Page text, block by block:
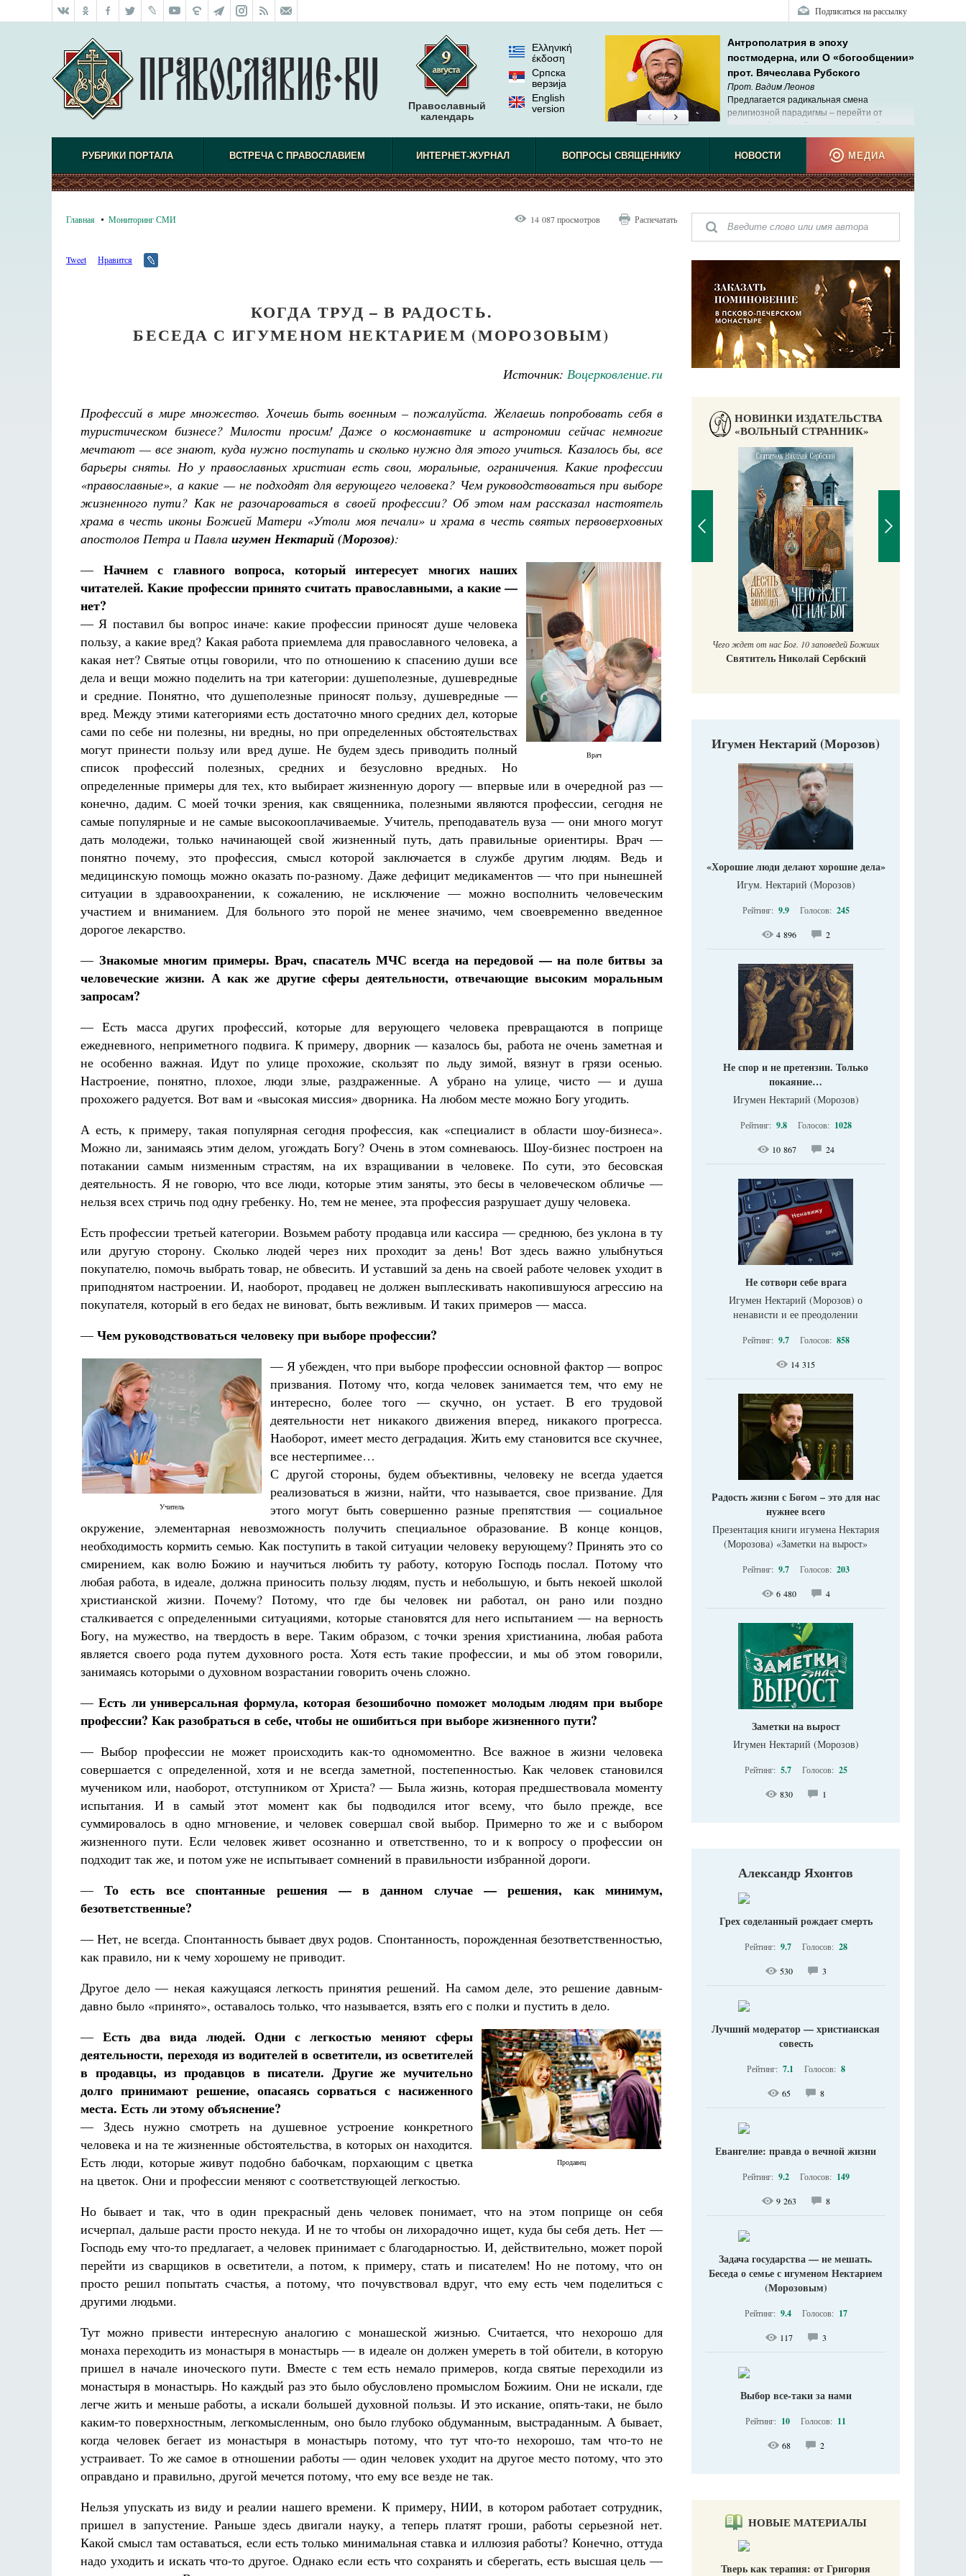
Подписаться на рассылку
Православный
календарь
Ελληνική
έκδοση
Српска
верзиjа
English
version
Антрополатрия в эпоху
постмодерна, или О «богообщении»
прот. Вячеслава Рубского
Прот. Вадим Леонов
Предлагается радикальная смена
религиозной парадигмы – перейти от
людьми и самим собой.
РУБРИКИ ПОРТАЛА ВСТРЕЧА С ПРАВОСЛАВИЕМ ИНТЕРНЕТ-ЖУРНАЛ ВОПРОСЫ СВЯЩЕННИКУ НОВОСТИ МЕДИА
Главная Мониторинг СМИ 14 087 просмотров Распечатать
Tweet Нравится
КОГДА ТРУД – В РАДОСТЬ.
БЕСЕДА С ИГУМЕНОМ НЕКТАРИЕМ (МОРОЗОВЫМ)
Источник: Воцерковление.ru
Профессий в мире множество. Хочешь быть военным – пожалуйста. Желаешь попробовать себя в
туристическом бизнесе? Милости просим! Даже о космонавтике и астрономии сейчас немногие
мечтают — все знают, куда нужно поступать и сколько нужно для этого учиться. Казалось бы, все
барьеры сняты. Но у православных христиан есть свои, моральные, ограничения. Какие профессии
«православные», а какие — не подходят для верующего человека? Чем руководствоваться при выборе
жизненного пути? Как не разочароваться в своей профессии? Об этом нам рассказал настоятель
храма в честь иконы Божией Матери «Утоли моя печали» и храма в честь святых первоверховных
апостолов Петра и Павла игумен Нектарий (Морозов):
Врач
— Начнем с главного вопроса, который интересует многих наших
читателей. Какие профессии принято считать православными, а какие —
нет?
— Я поставил бы вопрос иначе: какие профессии приносят душе человека
пользу, а какие вред? Какая работа приемлема для православного человека, а
какая нет? Святые отцы говорили, что по отношению к спасению души все
дела и вещи можно поделить на три категории: душеполезные, душевредные
и средние. Понятно, что душеполезные приносят пользу, душевредные —
вред. Между этими категориями есть достаточно много средних дел, которые
сами по себе ни полезны, ни вредны, но при определенных обстоятельствах
могут принести пользу или вред душе. Не будем здесь приводить полный
список профессий полезных, средних и безусловно вредных. Но
определенные примеры для тех, кто выбирает жизненную дорогу — впервые или в очередной раз —
конечно, дадим. С моей точки зрения, как священника, полезными являются профессии, сегодня не
самые популярные и не самые высокооплачиваемые. Учитель, преподаватель вуза — они много могут
дать молодежи, только начинающей свой жизненный путь, дать правильные ориентиры. Врач —
понятно почему, это профессия, смысл которой заключается в службе другим людям. Ведь и
медицинскую помощь можно оказать по-разному. Даже дефицит медикаментов — что при нынешней
ситуации в здравоохранении, к сожалению, не исключение — можно восполнить человеческим
участием и вниманием. Для больного это порой не менее значимо, чем своевременно введенное
дорогое лекарство.
— Знакомые многим примеры. Врач, спасатель МЧС всегда на передовой — на поле битвы за
человеческие жизни. А как же другие сферы деятельности, отвечающие высоким моральным
запросам?
— Есть масса других профессий, которые для верующего человека превращаются в поприще
ежедневного, неприметного подвига. К примеру, дворник — казалось бы, работа не очень заметная и
не особенно важная. Идут по улице прохожие, скользят по льду зимой, вязнут в грязи осенью.
Настроение, понятно, плохое, люди злые, раздраженные. А убрано на улице, чисто — и душа
прохожего радуется. Вот вам и «высокая миссия» дворника. На любом месте можно Богу угодить.
А есть, к примеру, такая популярная сегодня профессия, как «специалист в области шоу-бизнеса».
Можно ли, занимаясь этим делом, угождать Богу? Очень в этом сомневаюсь. Шоу-бизнес построен на
потакании самым низменным страстям, на их взращивании в человеке. По сути, это бесовская
деятельность. Я не говорю, что все люди, которые этим заняты, это бесы в человеческом обличье —
нельзя всех стричь под одну гребенку. Но, тем не менее, эта профессия разрушает душу человека.
Есть профессии третьей категории. Возьмем работу продавца или кассира — среднюю, без уклона в ту
или другую сторону. Сколько людей через них проходит за день! Вот здесь важно улыбнуться
покупателю, помочь выбрать товар, не обвесить. И уставший за день на своей работе человек уходит в
приподнятом настроении. И, наоборот, продавец не должен выплескивать накопившуюся агрессию на
покупателя, который в его бедах не виноват, быть вежливым. И таких примеров — масса.
— Чем руководствоваться человеку при выборе профессии?
Учитель
— Я убежден, что при выборе профессии основной фактор — вопрос
призвания. Потому что, когда человек занимается тем, что ему не
интересно, более того — скучно, он устает. В его трудовой
деятельности нет никакого движения вперед, никакого прогресса.
Наоборот, имеет место деградация. Жить ему становится все скучнее,
все нестерпимее…
С другой стороны, будем объективны, человеку не всегда удается
реализоваться в жизни, найти, что называется, свое призвание. Для
этого могут быть совершенно разные препятствия — социальное
окружение, элементарная невозможность получить специальное образование. В конце концов,
необходимость кормить семью. Как поступить в такой ситуации человеку верующему? Принять это со
смирением, как волю Божию и научиться любить ту работу, которую Господь послал. Потому что
любая работа, в идеале, должна приносить пользу людям, пусть и небольшую, и быть некоей школой
христианской жизни. Почему? Потому, что где бы человек ни работал, он рано или поздно
сталкивается с определенными ситуациями, которые становятся для него испытанием — на верность
Богу, на мужество, на твердость в вере. Таким образом, с точки зрения христианина, любая работа
является своего рода путем духовного роста. Хотя есть такие профессии, и мы об этом говорили,
занимаясь которыми о духовном возрастании говорить очень сложно.
— Есть ли универсальная формула, которая безошибочно поможет молодым людям при выборе
профессии? Как разобраться в себе, чтобы не ошибиться при выборе жизненного пути?
— Выбор профессии не может происходить как-то одномоментно. Все важное в жизни человека
совершается с определенной, хотя и не всегда заметной, постепенностью. Как человек становился
мучеником или, наоборот, отступником от Христа? — Была жизнь, которая предшествовала моменту
испытания. И в самый этот момент как бы подводился итог всему, что было прежде, все
суммировалось в одно мгновение, и человек совершал свой выбор. Примерно то же и с выбором
жизненного пути. Если человек живет осознанно и ответственно, то и к вопросу о профессии он
подходит так же, и потом уже не испытывает сомнений в правильности избранной дороги.
—То есть все спонтанные решения — в данном случае — решения, как минимум,
безответственные?
— Нет, не всегда. Спонтанность бывает двух родов. Спонтанность, порожденная безответственностью,
как правило, ни к чему хорошему не приводит.
Другое дело — некая кажущаяся легкость принятия решений. На самом деле, это решение давным-
давно было «принято», оставалось только, что называется, взять его с полки и пустить в дело.
Продавец
— Есть два вида людей. Одни с легкостью меняют сферы
деятельности, переходя из водителей в осветители, из осветителей
в продавцы, из продавцов в писатели. Другие же мучительно
долго принимают решение, опасаясь сорваться с насиженного
места. Есть ли этому объяснение?
— Здесь нужно смотреть на душевное устроение конкретного
человека и на те жизненные обстоятельства, в которых он находится.
Есть люди, которые живут подобно бабочкам, порхающим с цветка
на цветок. Они и профессии меняют с соответствующей легкостью.
Но бывает и так, что в один прекрасный день человек понимает, что на этом поприще он себя
исчерпал, дальше расти просто некуда. И не то чтобы он лихорадочно ищет, куда бы себя деть. Нет —
Господь ему что-то предлагает, а человек принимает с благодарностью. И, действительно, может порой
перейти из сварщиков в осветители, а потом, к примеру, стать и писателем! Но не потому, что он
просто решил попытать счастья, а потому, что почувствовал вдруг, что ему есть чем поделиться с
другими людьми.
Тут можно привести интересную аналогию с монашеской жизнью. Считается, что нехорошо для
монаха переходить из монастыря в монастырь — в идеале он должен умереть в той обители, в которую
пришел в начале иноческого пути. Вместе с тем есть немало примеров, когда святые переходили из
монастыря в монастырь. Но каждый раз это было обусловлено промыслом Божиим. Они не искали, где
легче жить и меньше работы, а искали большей духовной пользы. И это искание, опять-таки, не было
каким-то поверхностным, легкомысленным, оно было глубоко обдуманным, выстраданным. А бывает,
когда человек бегает из монастыря в монастырь потому, что тут что-то нехорошо, там что-то не
устраивает. То же самое в отношении работы — один человек уходит на другое место потому, что это
оправдано и правильно, другой мечется потому, что ему все везде не так.
Нельзя упускать из виду и реалии нашего времени. К примеру, НИИ, в котором работает сотрудник,
пришел в запустение. Раньше здесь двигали науку, а теперь платят гроши, работы серьезной нет.
Какой смысл там оставаться, если есть только минимальная ставка и иллюзия работы? Конечно, оттуда
надо уходить и искать что-то другое. Однако если есть что сохранять и сберегать, есть высшая цель —
НОВИНКИ ИЗДАТЕЛЬСТВА
«ВОЛЬНЫЙ СТРАННИК»
Разлуки не будет
Фредерика де Грааф
Как найти своё место в жизни
Кирилл Мурышев
святого
Роман Котов
Чего ждет от нас Бог. 10 заповедей Божиих
Святитель Николай Сербский
Игумен Нектарий (Морозов)
«Хорошие люди делают хорошие дела»
Игум. Нектарий (Морозов)
Рейтинг: 9.9 Голосов: 245
4 896 2
Не спор и не претензии. Только
покаяние…
Игумен Нектарий (Морозов)
Рейтинг: 9.8 Голосов: 1028
10 867 24
Не сотвори себе врага
Игумен Нектарий (Морозов) о
ненависти и ее преодолении
Рейтинг: 9.7 Голосов: 858
14 315
Радость жизни с Богом – это для нас
нужнее всего
Презентация книги игумена Нектария
(Морозова) «Заметки на вырост»
Рейтинг: 9.7 Голосов: 203
6 480 4
Заметки на вырост
Игумен Нектарий (Морозов)
Рейтинг: 5.7 Голосов: 25
830 1
Александр Яхонтов
Грех соделанный рождает смерть
Рейтинг: 9.7 Голосов: 28
530 3
Лучший модератор — христианская
совесть
Рейтинг: 7.1 Голосов: 8
65 8
Евангелие: правда о вечной жизни
Рейтинг: 9.2 Голосов: 149
9 263 8
Задача государства — не мешать.
Беседа о семье с игуменом Нектарием
(Морозовым)
Рейтинг: 9.4 Голосов: 17
117 3
Выбор все-таки за нами
Рейтинг: 10 Голосов: 11
68 2
НОВЫЕ МАТЕРИАЛЫ
Тверь как терапия: от Григория